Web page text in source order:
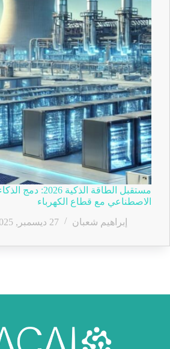
مستقبل الطاقة الذكية 2026: دمج
الاصطناعي مع قطاع الكهرباء
إبراهيم شعبان
27 ديسمبر, 2025